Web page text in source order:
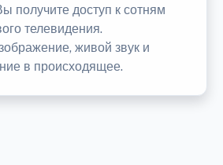
получите доступ к сотням
телевидения.
живой звук и
в происходящее.